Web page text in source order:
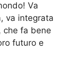
Va
va integrata
che fa bene
futuro e